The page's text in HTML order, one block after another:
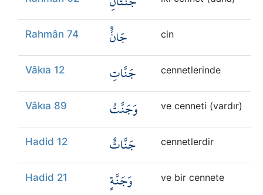
Rahmân 74 جَانٌّ cin
Vâkıa 12 جَنَّاتِ cennetlerinde
Vâkıa 89 وَجَنَّتُ ve cenneti (vardır)
Hadid 12 جَنَّاتٌ cennetlerdir
Hadid 21 وَجَنَّةٍ ve bir cennete